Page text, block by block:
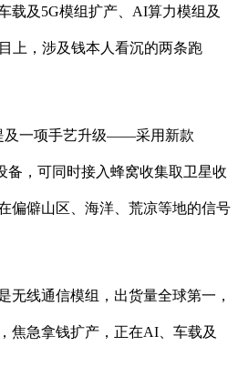
及5G模组扩产、AI算力模组及
上，涉及钱本人看沉的两条跑
一项手艺升级——采用新款
备，可同时接入蜂窝收集取卫星收
偏僻山区、海洋、荒凉等地的信号
线通信模组，出货量全球第一，
焦急拿钱扩产，正在AI、车载及